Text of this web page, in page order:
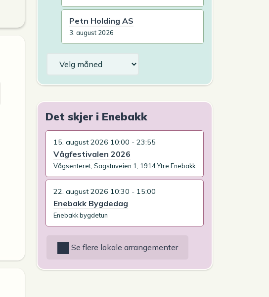
Petn Holding AS
3. august 2026
Det skjer i Enebakk
15. august 2026 10:00 - 23:55
Vågfestivalen 2026
Vågsenteret, Sagstuveien 1, 1914 Ytre Enebakk
22. august 2026 10:30 - 15:00
Enebakk Bygdedag
Enebakk bygdetun
Se flere lokale arrangementer